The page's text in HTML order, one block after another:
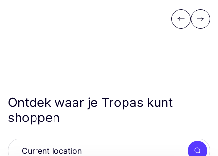
Previous
Next
Ontdek waar je Tropas kunt
shoppen